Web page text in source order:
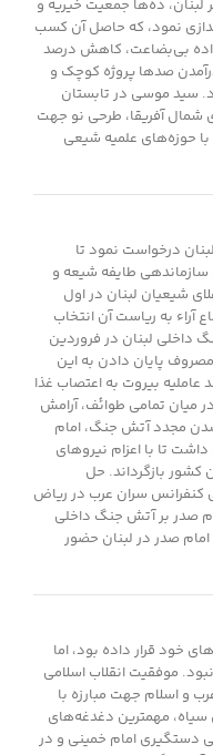
لبنان، ده‌ها جمعیت خیریه و
نمود، که حاصل آن کسب
بی‌بضاعت، کاهش درصد
صدها پروژه کوچک و
سید موسی در تابستان
شمال آفریقا، طرحی نو جهت
با حوزه‌های علمیه شیعی
حکومت لبنان درخواست نمود تا
سازماندهی طایفه شیعه و
شیعیان لبنان در اول
آراء به ریاست آن انتخاب
داخلی لبنان در فروردین
مصروف پایان دادن به این
بیروت به اعتصاب غذا
میان تمامی طوائف، آرامش
شدن مجدد آتش جنگ، امام
اسد را بر آن داشت تا با اعزام نیروهای
کشور بازگرداند. حل
کنفرانس سران عرب در ریاض
امام صدر بر آتش جنگ داخلی
امام صدر در لبنان حضور
خود قرار داده بود، اما
موفقیت انقلاب اسلامی
و اسلام جهت مبارزه با
سیاه، مهمترین دغدغه‌های
دستگیری امام خمینی و در